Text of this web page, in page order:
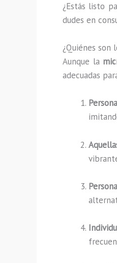
¿Estás listo
dudes en
¿Quiénes son
Aunque la
adecuadas